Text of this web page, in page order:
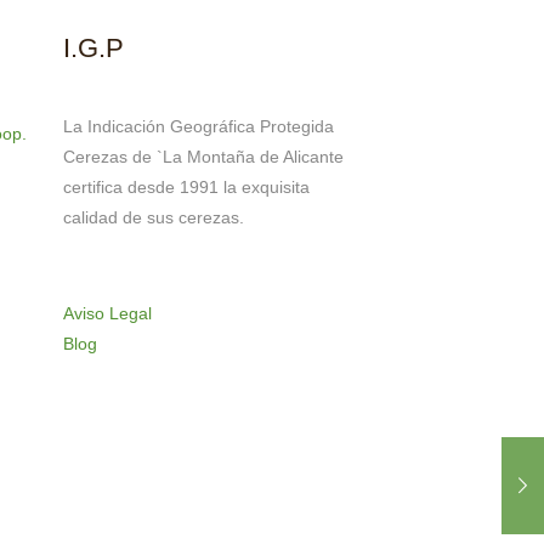
I.G.P
La Indicación Geográfica Protegida
Cerezas de `La Montaña de Alicante
certifica desde 1991 la exquisita
calidad de sus cerezas.
Aviso Legal
Blog